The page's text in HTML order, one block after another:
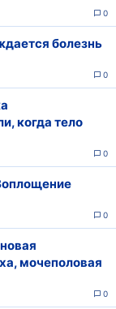
0
болезнь
0
когда тело
0
0
мочеполовая
0